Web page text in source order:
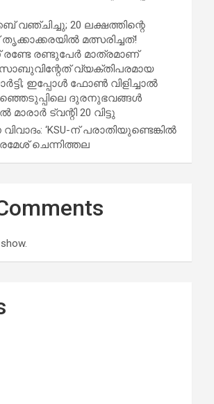
വഞ്ചിച്ചു; 20 ലക്ഷത്തിന്റെ
മത്സരിച്ചത്!
രണ്ടുപേര്‍ മാത്രമാണ്
സാബുവിന്റേത് വ്യക്തിപരമായ
ഇപ്പോള്‍ ഫോണ്‍ വിളിച്ചാല്‍
ദുരനുഭവങ്ങള്‍
ട്വന്റി 20 വിട്ടു
‘KSU-ന് പരാതിയുണ്ടെങ്കിൽ
ചെന്നിത്തല